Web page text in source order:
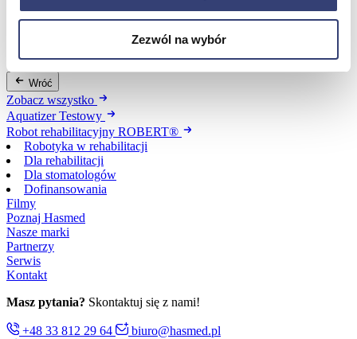
Zezwól na wybór
Wróć
Zobacz wszystko
Aquatizer Testowy
Robot rehabilitacyjny ROBERT®
Robotyka w rehabilitacji
Dla rehabilitacji
Dla stomatologów
Dofinansowania
Filmy
Poznaj Hasmed
Nasze marki
Partnerzy
Serwis
Kontakt
Masz pytania? Skontaktuj się z nami!
+48 33 812 29 64
biuro@hasmed.pl